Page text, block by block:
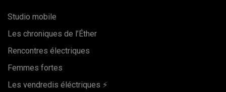
Studio mobile
Les chroniques de l’Éther
Rencontres électriques
Femmes fortes
Les vendredis éléctriques ⚡️